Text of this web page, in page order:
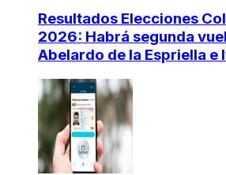
Resultados Elecciones
2026: Habrá segunda
Abelardo de la Espriella e